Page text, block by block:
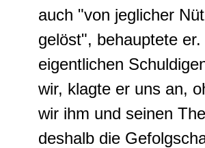
auch "von jeglicher
gelöst", behauptete
eigentlichen
wir, klagte er uns an,
wir ihm und seinen
deshalb die